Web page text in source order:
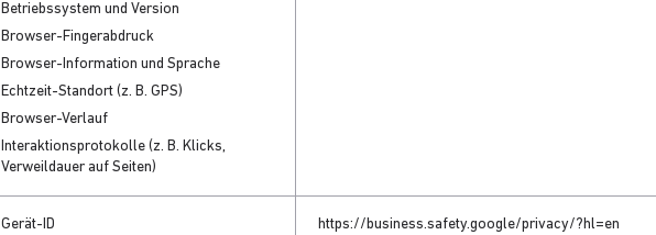
Betriebssystem und Version
Browser-Fingerabdruck
Browser-Information und Sprache
Echtzeit-Standort (z. B. GPS)
Browser-Verlauf
Interaktionsprotokolle (z. B. Klicks,
Verweildauer auf Seiten)
Gerät-ID
https://business.safety.google/privacy/?hl=en